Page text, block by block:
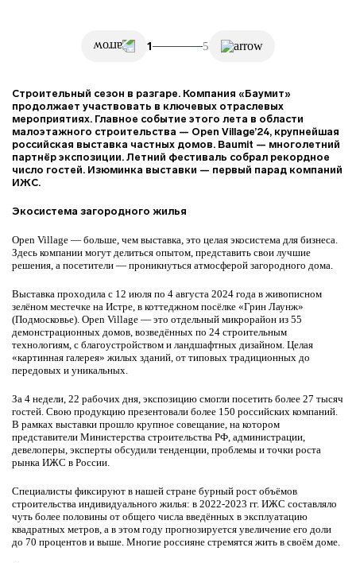
1 5
Строительный сезон в разгаре. Компания «Баумит»
продолжает участвовать в ключевых отраслевых
мероприятиях. Главное событие этого лета в области
малоэтажного строительства — Open Village’24, крупнейшая
российская выставка частных домов. Baumit — многолетний
партнёр экспозиции. Летний фестиваль собрал рекордное
число гостей. Изюминка выставки — первый парад компаний
ИЖС.
Экосистема загородного жилья
Open Village — больше, чем выставка, это целая экосистема для бизнеса.
Здесь компании могут делиться опытом, представить свои лучшие
решения, а посетители — проникнуться атмосферой загородного дома.
Выставка проходила с 12 июля по 4 августа 2024 года в живописном
зелёном местечке на Истре, в коттеджном посёлке «Грин Лаунж»
(Подмосковье). Open Village — это отдельный микрорайон из 55
демонстрационных домов, возведённых по 24 строительным
технологиям, с благоустройством и ландшафтных дизайном. Целая
«картинная галерея» жилых зданий, от типовых традиционных до
передовых и уникальных.
За 4 недели, 22 рабочих дня, экспозицию смогли посетить более 27 тысяч
гостей. Свою продукцию презентовали более 150 российских компаний.
В рамках выставки прошло крупное совещание, на котором
представители Министерства строительства РФ, администрации,
девелоперы, эксперты обсудили тенденции, проблемы и точки роста
рынка ИЖС в России.
Специалисты фиксируют в нашей стране бурный рост объёмов
строительства индивидуального жилья: в 2022-2023 гг. ИЖС составляло
чуть более половины от общего числа введённых в эксплуатацию
квадратных метров, а в этом году прогнозируется увеличение его доли
до 70 процентов и выше. Многие россияне стремятся жить в своём доме.